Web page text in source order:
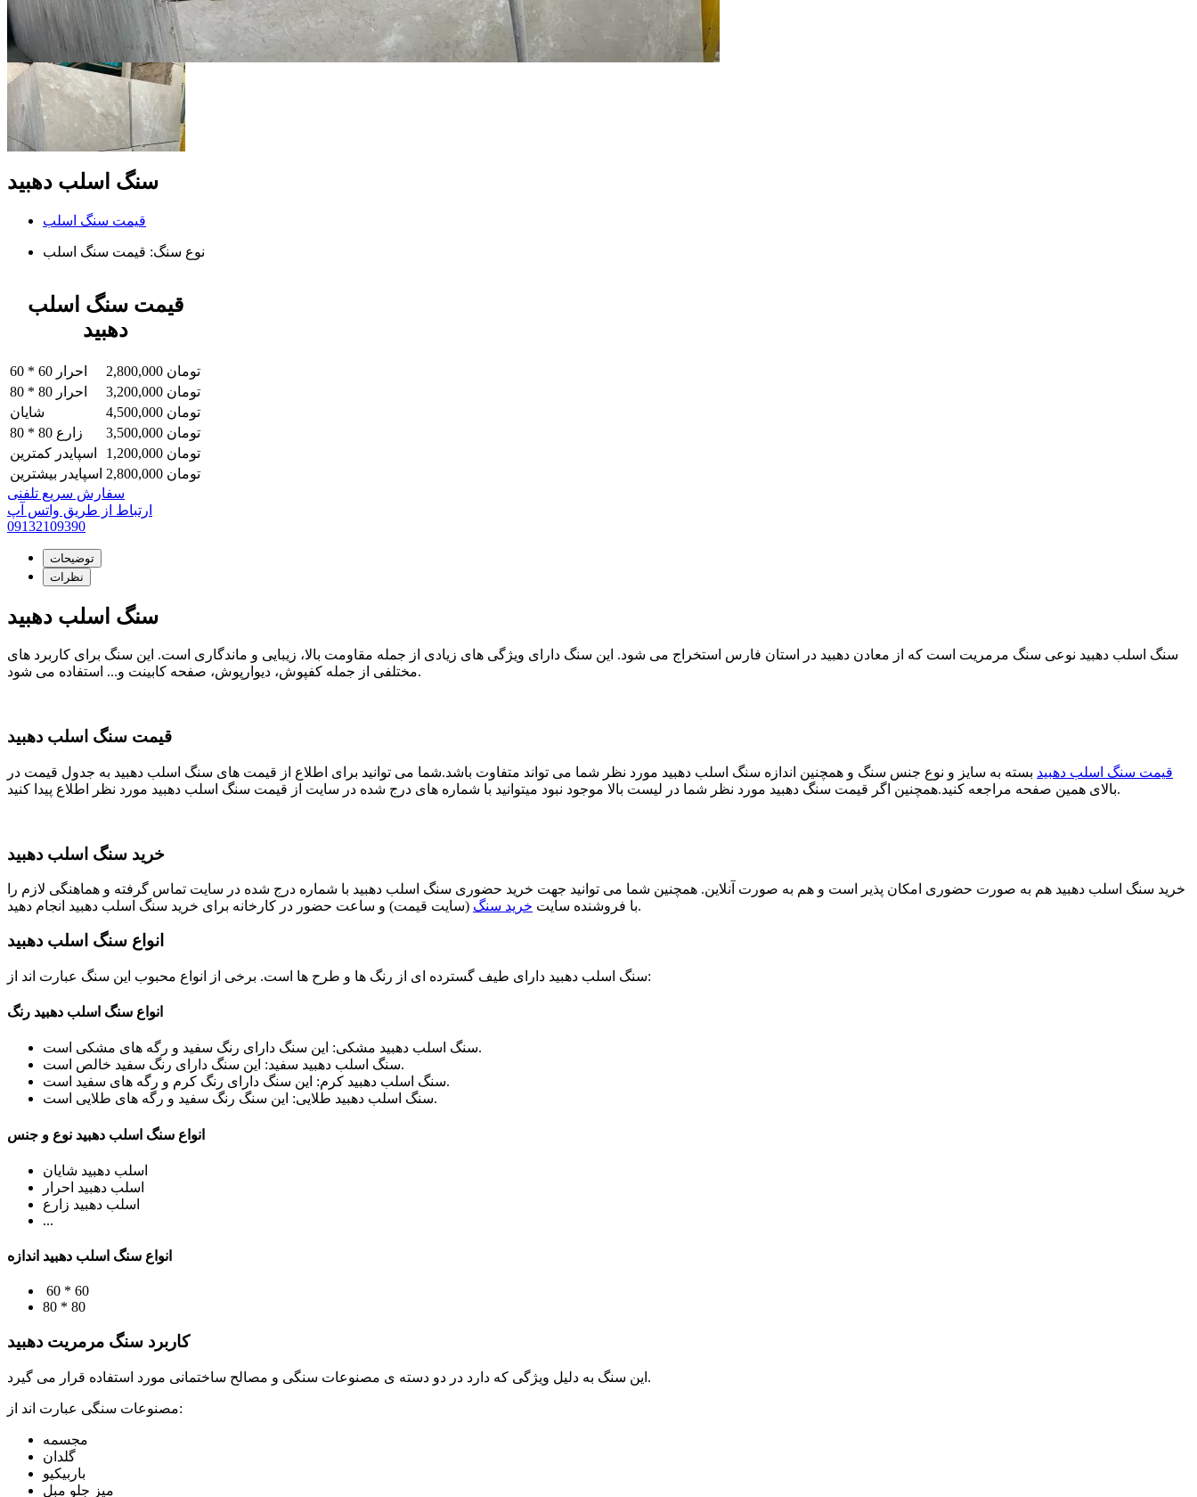
سنگ اسلب دهبید
قیمت سنگ اسلب
نوع سنگ: قیمت سنگ اسلب
قیمت سنگ اسلب
دهبید
60 * 60 احرار 2,800,000 تومان
80 * 80 احرار
3,200,000 تومان
شایان
4,500,000 تومان
80 * 80 زارع
3,500,000 تومان
اسپایدر کمترین
1,200,000 تومان
اسپایدر بیشترین 2,800,000 تومان
سفارش سریع تلفنی
ارتباط از طریق واتس آپ
09132109390
توضیحات
نظرات
سنگ اسلب دهبید
سنگ اسلب دهبید نوعی سنگ مرمریت است که از معادن دهبید در استان فارس استخراج می شود. این سنگ دارای ویژگی های زیادی از جمله مقاومت بالا، زیبایی و ماندگاری است. این سنگ برای کاربرد های
مختلفی از جمله کفپوش، دیوارپوش، صفحه کابینت و... استفاده می شود.
قیمت سنگ اسلب دهبید
قیمت سنگ اسلب دهبید بسته به سایز و نوع جنس سنگ و همچنین اندازه سنگ اسلب دهبید مورد نظر شما می تواند متفاوت باشد.شما می توانید برای اطلاع از قیمت های سنگ اسلب دهبید به جدول قیمت در
بالای همین صفحه مراجعه کنید.همچنین اگر قیمت سنگ دهبید مورد نظر شما در لیست بالا موجود نبود میتوانید با شماره های درج شده در سایت از قیمت سنگ اسلب دهبید مورد نظر اطلاع پیدا کنید.
خرید سنگ اسلب دهبید
خرید سنگ اسلب دهبید هم به صورت حضوری امکان پذیر است و هم به صورت آنلاین. همچنین شما می توانید جهت خرید حضوری سنگ اسلب دهبید با شماره درج شده در سایت تماس گرفته و هماهنگی لازم را
با فروشنده سایت خرید سنگ (سایت قیمت) و ساعت حضور در کارخانه برای خرید سنگ اسلب دهبید انجام دهید.
انواع سنگ اسلب دهبید
سنگ اسلب دهبید دارای طیف گسترده ای از رنگ ها و طرح ها است. برخی از انواع محبوب این سنگ عبارت اند از:
انواع سنگ اسلب دهبید رنگ
سنگ اسلب دهبید مشکی: این سنگ دارای رنگ سفید و رگه های مشکی است.
سنگ اسلب دهبید سفید: این سنگ دارای رنگ سفید خالص است.
سنگ اسلب دهبید کرم: این سنگ دارای رنگ کرم و رگه های سفید است.
سنگ اسلب دهبید طلایی: این سنگ رنگ سفید و رگه های طلایی است.
انواع سنگ اسلب دهبید نوع و جنس
اسلب دهبید شایان
اسلب دهبید احرار
اسلب دهبید زارع
...
انواع سنگ اسلب دهبید اندازه
60 * 60
80 * 80
کاربرد سنگ مرمریت دهبید
این سنگ به دلیل ویژگی که دارد در دو دسته ی مصنوعات سنگی و مصالح ساختمانی مورد استفاده قرار می گیرد.
مصنوعات سنگی عبارت اند از:
مجسمه
گلدان
باربیکیو
میز جلو مبل